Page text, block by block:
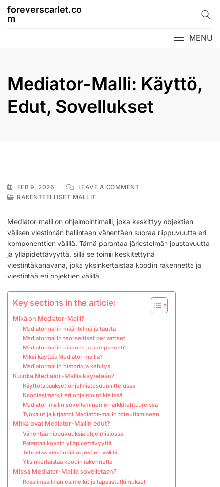
Skipforeverscarlet.co
m
MENU
Mediator-Malli: Käyttö,
Edut, Sovellukset
FEB 9, 2026 LEAVE A COMMENTON
EDUT,
SOVELLUKSET
RAKENTEELLISET MALLIT
Mediator-malli on ohjelmointimalli, joka keskittyy objektien
välisen viestinnän hallintaan vähentäen suoraa riippuvuutta eri
komponenttien välillä. Tämä parantaa järjestelmän joustavuutta
ja ylläpidettävyyttä, sillä se toimii keskitettynä
viestintäkanavana, joka yksinkertaistaa koodin rakennetta ja
viestintää eri objektien välillä.
Key sections in the article:
Mikä on Mediator-Malli?
Mediatormallin määritelmä ja tausta
Mediatormallin teoreettiset periaatteet
Mediatormallin rakenne ja komponentit
Miksi käyttää Mediator-mallia?
Mediatormallin historia ja kehitys
Kuinka Mediator-Mallia käytetään?
Käyttötapaukset ohjelmistosuunnittelussa
Koodiesimerkit eri ohjelmointikielissä
Mediator-mallin soveltaminen eri arkkitehtuureissa
Työkalut ja kirjastot Mediator-mallin toteuttamiseen
Mitkä ovat Mediator-Mallin edut?
Vähentää riippuvuuksia ohjelmistossa
Parantaa koodin ylläpidettävyyttä
Tehostaa viestintää objektien välillä
Yksinkertaistaa koodin rakennetta
Missä Mediator-Mallia sovelletaan?
Reaalimaailman esimerkit ja tapaustutkimukset